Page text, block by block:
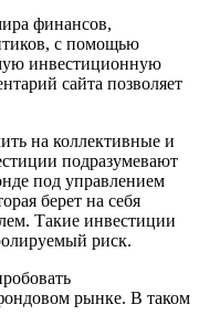
финансов,
с помощью
инвестиционную
сайта позволяет
на коллективные и
подразумевают
под управлением
берет на себя
Такие инвестиции
риск.
рынке. В таком